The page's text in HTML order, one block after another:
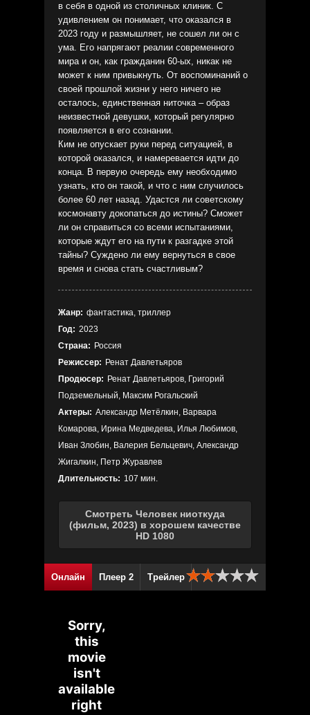
в себя в одной из столичных клиник. С
удивлением он понимает, что оказался в
2023 году и размышляет, не сошел ли он с
ума. Его напрягают реалии современного
мира и он, как гражданин 60-ых, никак не
может к ним привыкнуть. От воспоминаний о
своей прошлой жизни у него ничего не
осталось, единственная ниточка – образ
неизвестной девушки, который регулярно
появляется в его сознании.
Ким не опускает руки перед ситуацией, в
которой оказался, и намеревается идти до
конца. В первую очередь ему необходимо
узнать, кто он такой, и что с ним случилось
более 60 лет назад. Удастся ли советскому
космонавту докопаться до истины? Сможет
ли он справиться со всеми испытаниями,
которые ждут его на пути к разгадке этой
тайны? Суждено ли ему вернуться в свое
время и снова стать счастливым?
Жанр: фантастика, триллер
Год: 2023
Страна: Россия
Режиссер: Ренат Давлетьяров
Продюсер: Ренат Давлетьяров, Григорий
Подземельный, Максим Рогальский
Актеры: Александр Метёлкин, Варвара
Комарова, Ирина Медведева, Илья Любимов,
Иван Злобин, Валерия Бельцевич, Александр
Жигалкин, Петр Журавлев
Длительность: 107 мин.
Смотреть Человек ниоткуда
(фильм, 2023) в хорошем качестве
HD 1080
Онлайн Плеер 2 Трейлер